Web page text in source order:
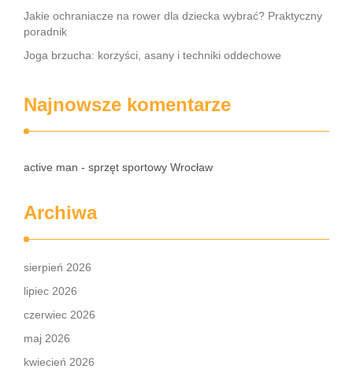
Jakie ochraniacze na rower dla dziecka wybrać? Praktyczny
poradnik
Joga brzucha: korzyści, asany i techniki oddechowe
Najnowsze komentarze
active man - sprzęt sportowy Wrocław
Archiwa
sierpień 2026
lipiec 2026
czerwiec 2026
maj 2026
kwiecień 2026